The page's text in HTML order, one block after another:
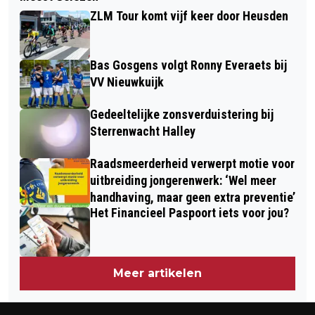
BUITEN JE EIGEN BUBBEL STAPT”
LOEFF: BURGEMEESTER VAN DRUNEN,
OUDHEUSDEN EN ELSHOUT, VUGHT EN
‘S-HERTOGENBOSCH
ZLM Tour komt vijf keer door Heusden
Bas Gosgens volgt Ronny Everaets bij
VV Nieuwkuijk
Gedeeltelijke zonsverduistering bij
Sterrenwacht Halley
Raadsmeerderheid verwerpt motie voor
uitbreiding jongerenwerk: ‘Wel meer
handhaving, maar geen extra preventie’
Het Financieel Paspoort iets voor jou?
Meer artikelen